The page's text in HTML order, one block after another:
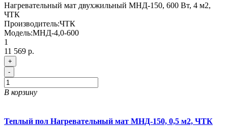
Нагревательный мат двухжильный МНД-150, 600 Вт, 4 м2,
ЧТК
Производитель:ЧТК
Модель:МНД-4,0-600
1
11 569 р.
+
-
В корзину
Теплый пол Нагревательный мат МНД-150, 0,5 м2, ЧТК